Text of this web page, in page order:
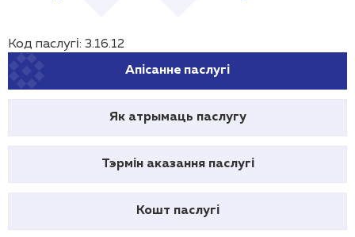
Код паслугі: 3.16.12
Апісанне паслугі
Як атрымаць паслугу
Тэрмін аказання паслугі
Кошт паслугі